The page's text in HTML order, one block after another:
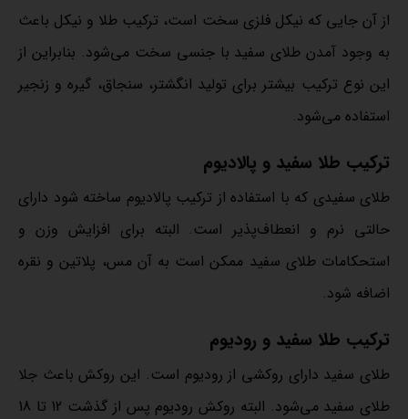
از آن جایی که نیکل فلزی سخت است، ترکیب طلا و نیکل باعث
به وجود آمدن طلای سفید با جنسی سخت می‌شود. بنابراین از
این نوع ترکیب بیشتر برای تولید انگشتر، سنجاق، گیره و زنجیر
استفاده می‌شود.
ترکیب طلا سفید و پالادیوم
طلای سفیدی که با استفاده از ترکیب پالادیوم ساخته شود دارای
حالتی نرم و انعطاف‌پذیر است. البته برای افزایش وزن و
استحکامات طلای سفید ممکن است به آن مس، پلاتین و نقره
اضافه شود.
ترکیب طلا سفید و رودیوم
طلای سفید دارای روکشی از رودیوم است. این روکش باعث جلا
طلای سفید می‌شود. البته روکش رودیوم پس از گذشت 12 تا 18